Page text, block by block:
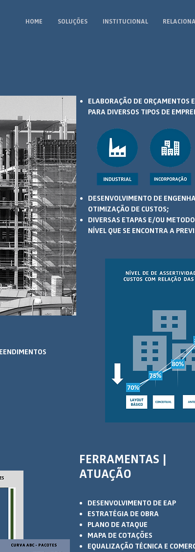
HOME SOLUÇÕES INSTITUCIONAL
ELABORAÇÃO DE ORÇAMENTOS
PARA DIVERSOS TIPOS DE
DESENVOLVIMENTO DE
OTIMIZAÇÃO DE CUSTOS;
DIVERSAS ETAPAS E/OU
NÍVEL QUE SE ENCONTRA A
FERRAMENTAS |
ATUAÇÃO
DESENVOLVIMENTO DE EAP
ESTRATÉGIA DE OBRA
PLANO DE ATAQUE
MAPA DE COTAÇÕES
EQUALIZAÇÃO TÉCNICA E